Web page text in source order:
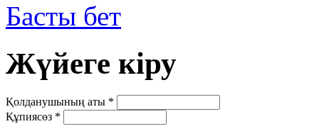
Басты бет
Жүйеге кіру
Қолданушының аты *
Құпиясөз *